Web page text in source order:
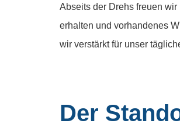
Abseits der Drehs freuen
erhalten und vorhandenes
wir verstärkt für unser
Der